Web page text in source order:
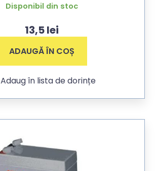
Disponibil din stoc
13,5lei
ADAUGĂ ÎN COȘ
Adaug în lista de dorințe